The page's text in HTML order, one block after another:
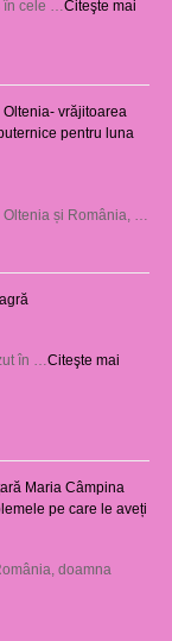
cele … Citeşte mai
vrăjitoarea
pentru luna
și România, …
în … Citeşte mai
Maria Câmpina
pe care le aveți
doamna